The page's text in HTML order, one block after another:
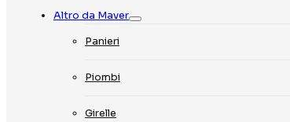
Altro da Maver
Panieri
Piombi
Girelle